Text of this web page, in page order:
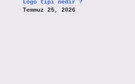
Logo tipi nedir ?
Temmuz 25, 2026